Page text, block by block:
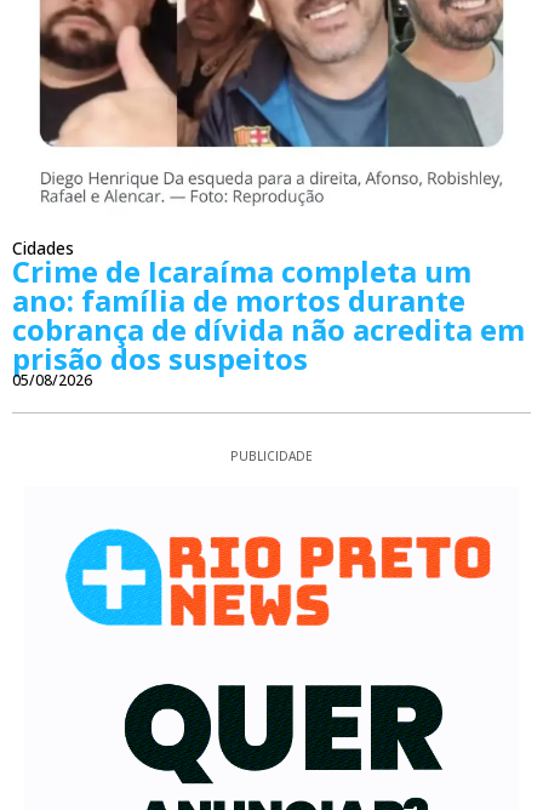
Cidades
Crime de Icaraíma completa um
ano: família de mortos durante
cobrança de dívida não acredita em
prisão dos suspeitos
05/08/2026
PUBLICIDADE